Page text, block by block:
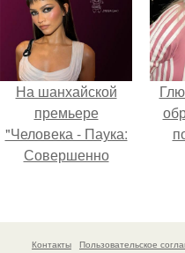
На шанхайской
премьере
"Человека - Паука:
Совершенно
просто очередной
наряд, а настоящий
Контакты Пользовательское